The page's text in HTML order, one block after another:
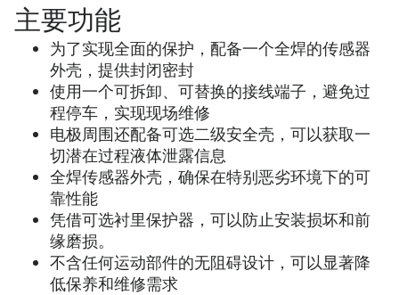
主要功能
为了实现全面的保护，配备一个全焊的传感器
外壳，提供封闭密封
使用一个可拆卸、可替换的接线端子，避免过
程停车，实现现场维修
电极周围还配备可选二级安全壳，可以获取一
切潜在过程液体泄露信息
全焊传感器外壳，确保在特别恶劣环境下的可
靠性能
凭借可选衬里保护器，可以防止安装损坏和前
缘磨损。
不含任何运动部件的无阻碍设计，可以显著降
低保养和维修需求